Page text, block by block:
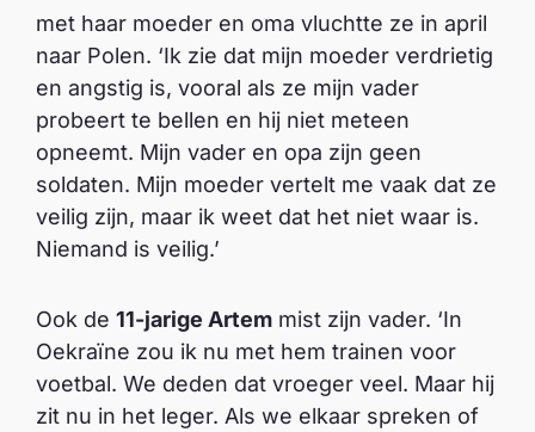
met haar moeder en oma vluchtte ze in april
naar Polen. ‘Ik zie dat mijn moeder verdrietig
en angstig is, vooral als ze mijn vader
probeert te bellen en hij niet meteen
opneemt. Mijn vader en opa zijn geen
soldaten. Mijn moeder vertelt me vaak dat ze
veilig zijn, maar ik weet dat het niet waar is.
Niemand is veilig.’
Ook de 11-jarige Artem mist zijn vader. ‘In
Oekraïne zou ik nu met hem trainen voor
voetbal. We deden dat vroeger veel. Maar hij
zit nu in het leger. Als we elkaar spreken of